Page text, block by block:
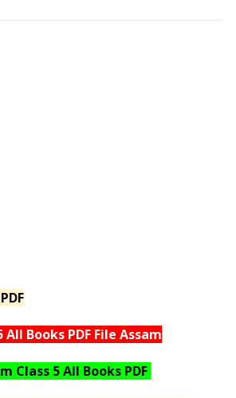
Books PDF File Assam
Class 5 All Books PDF